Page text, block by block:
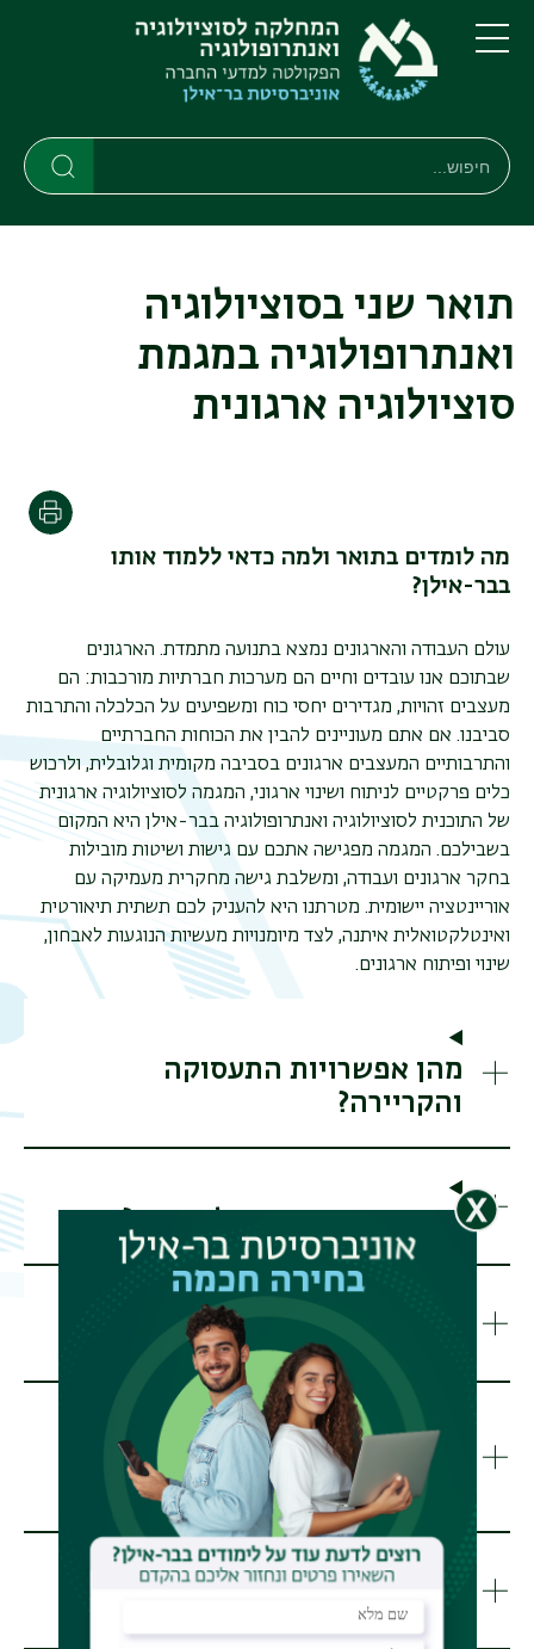
דילוג
לתוכן
העיקרי
דילוג
לתפריט
ניווט
ראשי
תפריט
חיפוש
Search
תואר שני בסוציולוגיה
ואנתרופולוגיה במגמת
סוציולוגיה ארגונית
Print
מה לומדים בתואר ולמה כדאי ללמוד אותו
בבר-אילן?
עולם העבודה והארגונים נמצא בתנועה מתמדת. הארגונים
שבתוכם אנו עובדים וחיים הם מערכות חברתיות מורכבות: הם
מעצבים זהויות, מגדירים יחסי כוח ומשפיעים על הכלכלה והתרבות
סביבנו. אם אתם מעוניינים להבין את הכוחות החברתיים
והתרבותיים המעצבים ארגונים בסביבה מקומית וגלובלית, ולרכוש
כלים פרקטיים לניתוח ושינוי ארגוני, המגמה לסוציולוגיה ארגונית
של התוכנית לסוציולוגיה ואנתרופולוגיה בבר-אילן היא המקום
בשבילכם. המגמה מפגישה אתכם עם גישות ושיטות מובילות
בחקר ארגונים ועבודה, ומשלבת גישה מחקרית מעמיקה עם
אוריינטציה יישומית. מטרתנו היא להעניק לכם תשתית תיאורטית
ואינטלקטואלית איתנה, לצד מיומנויות מעשיות הנוגעות לאבחון,
שינוי ופיתוח ארגונים.
מהן אפשרויות התעסוקה
והקריירה?
איך בנויה תוכנית הלימודים?
אילו קורסים לומדים בתואר?
אילו התנסויות מעשיות יש
בלימודים לתואר?
מהם תנאי הקבלה לתואר?